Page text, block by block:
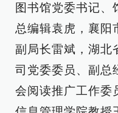
图书馆党委书记、
总编辑袁虎，襄阳
副局长雷斌，湖北
司党委委员、副总
会阅读推广工作委